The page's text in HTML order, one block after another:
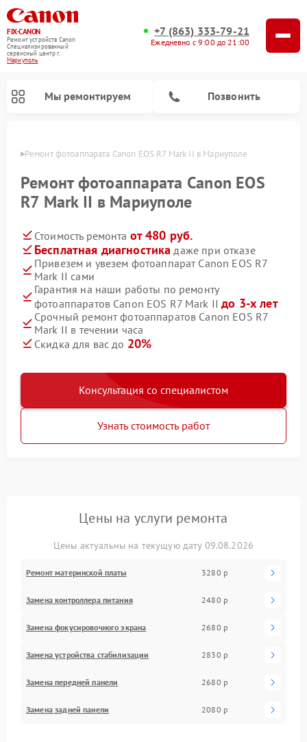
FIX-CANON
Ремонт устройств Canon
Специализированный
cервисный центр г.
Мариуполь
+7 (863) 333-79-21
Ежедневно с 9:00 до 21:00
Мы ремонтируем Позвонить
Ремонт фотоаппарата Canon EOS R7 Mark II в Мариуполе
Ремонт фотоаппарата Canon EOS
R7 Mark II в Мариуполе
Стоимость ремонта от 480 руб.
Бесплатная диагностика даже при отказе
Привезем и увезем фотоаппарат Canon EOS R7
Mark II сами
Гарантия на наши работы по ремонту
фотоаппаратов Canon EOS R7 Mark IIдо 3-х лет
Срочный ремонт фотоаппаратов Canon EOS R7
Mark II в течении часа
Скидка для вас до 20%
Консультация со специалистом
Узнать стоимость работ
Цены на услуги ремонта
Цены актуальны на текущую дату 09.08.2026
Ремонт материнской платы 3280 р
Замена контроллера питания 2480 р
Замена фокусировочного экрана 2680 р
Замена устройства стабилизации 2830 р
Замена передней панели 2680 р
Замена задней панели 2080 р